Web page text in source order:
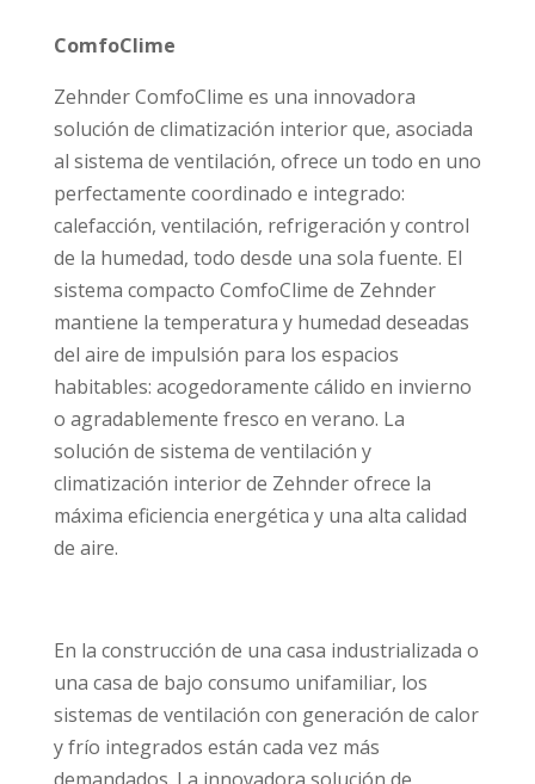
ComfoClime
Zehnder ComfoClime es una innovadora
solución de climatización interior que, asociada
al sistema de ventilación, ofrece un todo en uno
perfectamente coordinado e integrado:
calefacción, ventilación, refrigeración y control
de la humedad, todo desde una sola fuente. El
sistema compacto ComfoClime de Zehnder
mantiene la temperatura y humedad deseadas
del aire de impulsión para los espacios
habitables: acogedoramente cálido en invierno
o agradablemente fresco en verano. La
solución de sistema de ventilación y
climatización interior de Zehnder ofrece la
máxima eficiencia energética y una alta calidad
de aire.
En la construcción de una casa industrializada o
una casa de bajo consumo unifamiliar, los
sistemas de ventilación con generación de calor
y frío integrados están cada vez más